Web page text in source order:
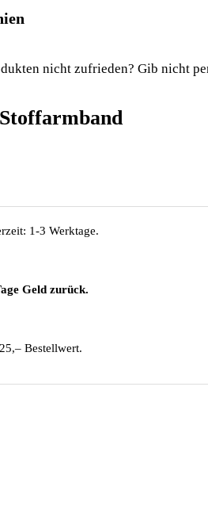
nicht zufrieden? Gib nicht
1-3 Werktage.
Geld zurück.
Bestellwert.